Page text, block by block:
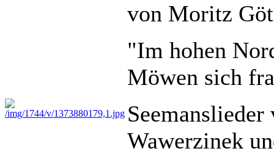
von Moritz
"Im hohen
Möwen sich
Wawerzinek